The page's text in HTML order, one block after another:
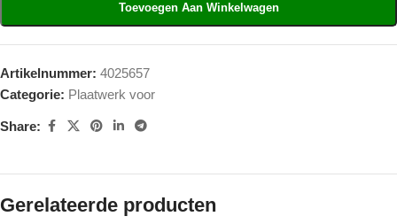
Toevoegen Aan Winkelwagen
Artikelnummer: 4025657
Categorie: Plaatwerk voor
Share:
Gerelateerde producten